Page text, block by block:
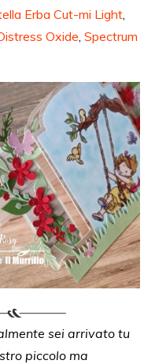
Erba Cut-mi Light
Oxide ,Spectrum
sei arrivato tu
piccolo ma